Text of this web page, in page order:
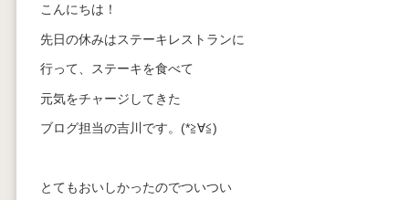
こんにちは！
先日の休みはステーキレストランに
行って、ステーキを食べて
元気をチャージしてきた
ブログ担当の吉川です。(*≧∀≦)
とてもおいしかったのでついつい